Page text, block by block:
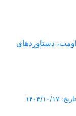
دستاوردهای
تاریخ: ۱۴۰۴/۱۰/۱۷